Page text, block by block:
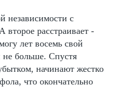
независимости с
расстраивает -
лет восемь свой
не больше. Спустя
начинают жестко
что окончательно